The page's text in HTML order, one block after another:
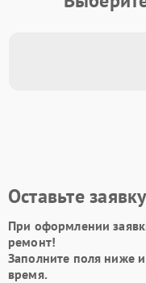
Оставьте
При оформлении
ремонт!
Заполните поля ниже
время.